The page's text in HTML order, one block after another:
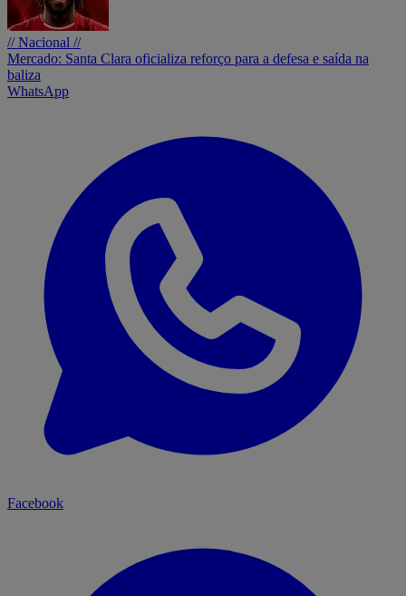
// Nacional //
Mercado: Santa Clara oficializa reforço para a defesa e saída na
baliza
WhatsApp
Facebook